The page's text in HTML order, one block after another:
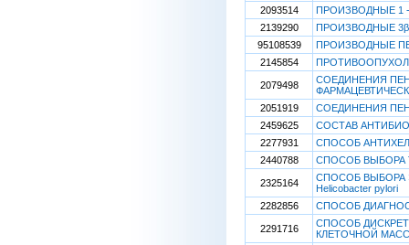
2093514
ПРОИЗВОДНЫЕ 1
2139290
ПРОИЗВОДНЫЕ
95108539
ПРОИЗВОДНЫЕ
2145854
2079498
СОЕДИНЕНИЯ
2051919
СОЕДИНЕНИЯ
2459625
СОСТАВ
2277931
СПОСОБ
2440788
СПОСОБ ВЫБОРА
2325164
СПОСОБ ВЫБОРА
Helicobacter pylori
2282856
СПОСОБ
2291716
СПОСОБ
КЛЕТОЧНОЙ